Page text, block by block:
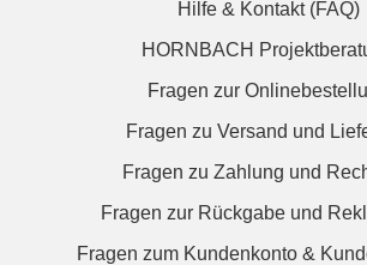
Hilfe & Kontakt (FAQ)
HORNBACH
Fragen zur
Fragen zu Versand und
Fragen zu Zahlung und
Fragen zur Rückgabe und
Fragen zum Kundenkonto &